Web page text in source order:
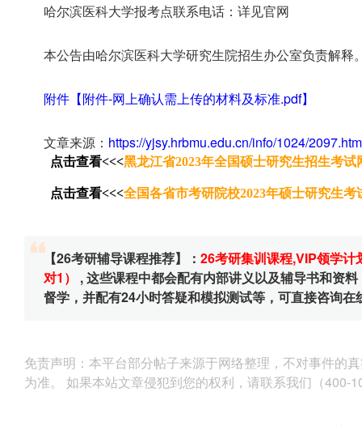
哈尔滨医科大学报考点联系电话：详见官网
本公告由哈尔滨医科大学研究生院招生办公室负责解释
附件【附件-网上确认需上传的材料及标准.pdf】
文章来源： https://yjsy.hrbmu.edu.cn/info/1024/2097.htm
点击查看<<<黑龙江省2023年全国硕士研究生招生考试
点击查看<<<全国各省市考研院校2023年硕士研究生考
【26考研辅导课程推荐】： 26考研集训课程,VIP领学计
对1）
, 这些课程中都会配有内部讲义以及辅导书和资
督学，并配有24小时答疑和模拟测试等，可直接咨询
免责声明：本平台部分帖子来源于网络整理，不对事件的
为准。 如果本站文章侵犯到您的权利，请联系我们（400-